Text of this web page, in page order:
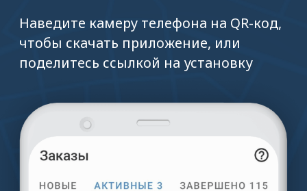
грузовладельцев и водителей.